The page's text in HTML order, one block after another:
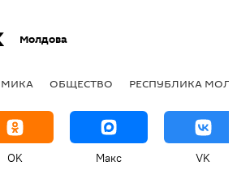
Молдова
ОБЩЕСТВО РЕСПУБЛИКА
OK Макс VK